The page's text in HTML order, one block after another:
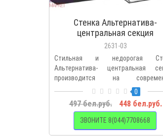
Стенка Альтернатива-
центральная секция
2631-03
Стильная и недорогая
Альтернатива- центральная
производится на
оборудовани..
0
497 бел.руб. 448 бел.руб.
ЗВОНИТЕ 8(044)7708668